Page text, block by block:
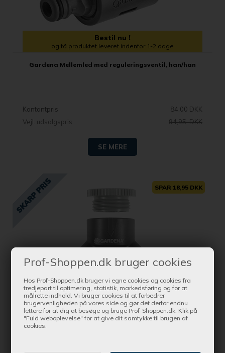
Prof-Shoppen.dk bruger cookies
Hos Prof-Shoppen.dk bruger vi egne cookies og cookies fra
tredjepart til optimering, statistik, markedsføring og for at
målrette indhold. Vi bruger cookies til at forbedrer
brugervenligheden på vores side og gør det derfor endnu
lettere for at dig at besøge og bruge Prof-Shoppen.dk. Klik på
"Fuld weboplevelse" for at give dit samtykke til brugen af
cookies.
Bestil nu !
og få produktet leveret indenfor 1-2 dage
Gardena Mellemled med reguleringsventil, han/han
Kontantpris
84,00 DKK
Vejl. udsalgspris
94,95 DKK
SE MERE
SPAR 18,95 DKK